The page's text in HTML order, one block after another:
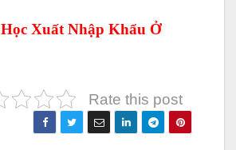
Học Xuất Nhập Khẩu Ở
Rate this post